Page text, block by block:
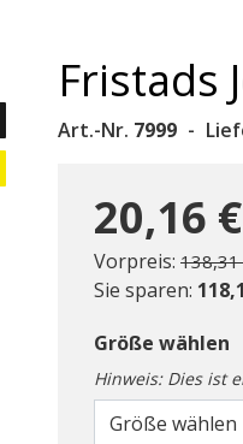
Fristads
Art.-Nr. 7999
20,16 €
Vorpreis: Preis
Sie sparen:
Größe wählen
Hinweis: Dies ist
Größe wählen